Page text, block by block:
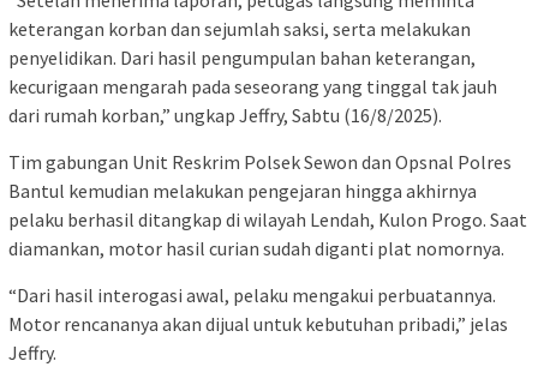
keterangan korban dan sejumlah saksi, serta melakukan
penyelidikan. Dari hasil pengumpulan bahan keterangan,
kecurigaan mengarah pada seseorang yang tinggal tak jauh
dari rumah korban,” ungkap Jeffry, Sabtu (16/8/2025).
Tim gabungan Unit Reskrim Polsek Sewon dan Opsnal Polres
Bantul kemudian melakukan pengejaran hingga akhirnya
pelaku berhasil ditangkap di wilayah Lendah, Kulon Progo. Saat
diamankan, motor hasil curian sudah diganti plat nomornya.
“Dari hasil interogasi awal, pelaku mengakui perbuatannya.
Motor rencananya akan dijual untuk kebutuhan pribadi,” jelas
Jeffry.